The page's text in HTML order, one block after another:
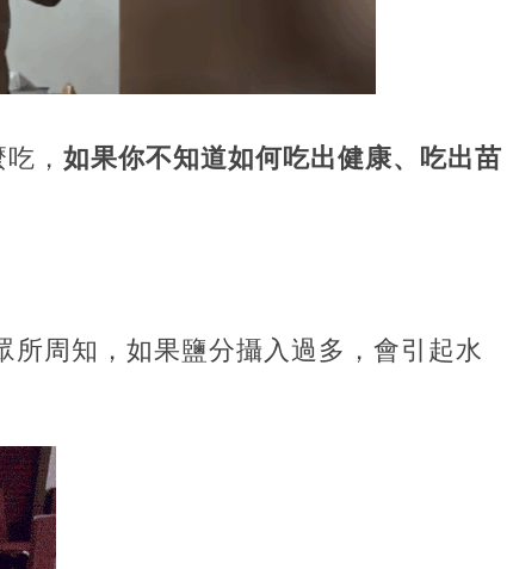
， 如果你不知道如何吃出健康、吃出苗
所周知，如果鹽分攝入過多，會引起水